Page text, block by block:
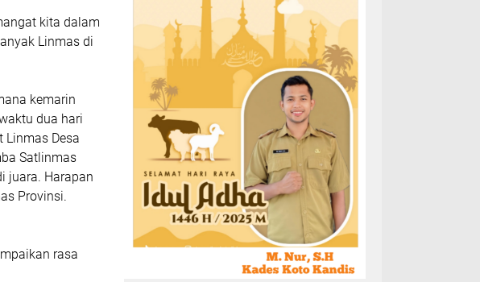
kita dalam
Linmas di
kemarin
dua hari
Desa
Satlinmas
juara. Harapan
Provinsi.
rasa